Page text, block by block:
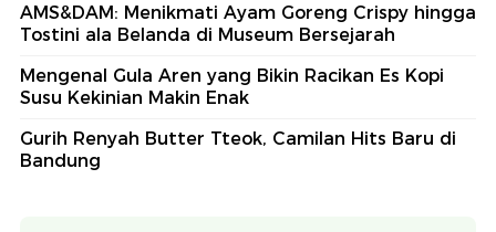
AMS&DAM: Menikmati Ayam Goreng Crispy hingga
Tostini ala Belanda di Museum Bersejarah
Mengenal Gula Aren yang Bikin Racikan Es Kopi
Susu Kekinian Makin Enak
Gurih Renyah Butter Tteok, Camilan Hits Baru di
Bandung